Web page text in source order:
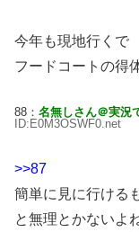
今年も現地行くで
フードコートの得
88： 名無しさん＠実況
ID:E0M3OSWF0.net
>>87
簡単に見に行ける
と無理とかないよ